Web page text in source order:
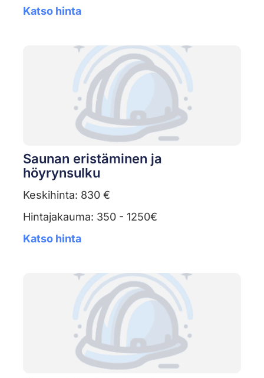
Katso hinta
Saunan eristäminen ja
höyrynsulku
Keskihinta: 830 €
Hintajakauma: 350 - 1250€
Katso hinta